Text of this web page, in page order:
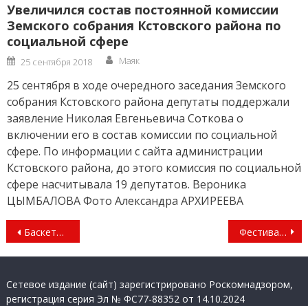
Увеличился состав постоянной комиссии
Земского собрания Кстовского района по
социальной сфере
Posted
on
25 сентября 2018 Author
Маяк
25 сентября в ходе очередного заседания Земского
собрания Кстовского района депутаты поддержали
заявление Николая Евгеньевича Соткова о
включении его в состав комиссии по социальной
сфере. По информации с сайта администрации
Кстовского района, до этого комиссия по социальной
сфере насчитывала 19 депутатов. Вероника
ЦЫМБАЛОВА Фото Александра АРХИРЕЕВА
Навигация
по
Баскетбол: играют школьники Фестиваль: в центре внимания – безопасность на дорогах
Сетевое издание (сайт) зарегистрировано Роскомнадзором,
регистрация серия Эл № ФС77-88352 от 14.10.2024